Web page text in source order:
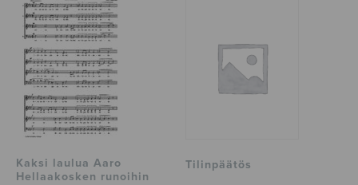
Kaksi laulua Aaro
Hellaakosken runoihin
Tilinpäätös